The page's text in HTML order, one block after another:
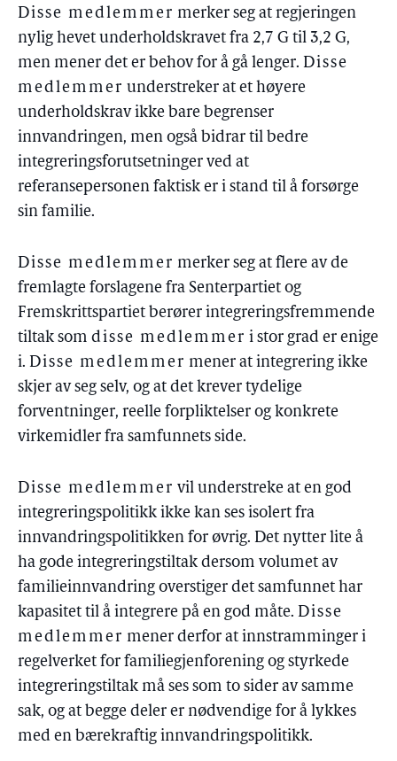
Disse medlemmer merker seg at regjeringen
nylig hevet underholdskravet fra 2,7 G til 3,2 G,
men mener det er behov for å gå lenger. Disse
medlemmer understreker at et høyere
underholdskrav ikke bare begrenser
innvandringen, men også bidrar til bedre
integreringsforutsetninger ved at
referansepersonen faktisk er i stand til å forsørge
sin familie.
Disse medlemmer merker seg at flere av de
fremlagte forslagene fra Senterpartiet og
Fremskrittspartiet berører integreringsfremmende
tiltak som disse medlemmer i stor grad er enige
i. Disse medlemmer mener at integrering ikke
skjer av seg selv, og at det krever tydelige
forventninger, reelle forpliktelser og konkrete
virkemidler fra samfunnets side.
Disse medlemmer vil understreke at en god
integreringspolitikk ikke kan ses isolert fra
innvandringspolitikken for øvrig. Det nytter lite å
ha gode integreringstiltak dersom volumet av
familieinnvandring overstiger det samfunnet har
kapasitet til å integrere på en god måte. Disse
medlemmer mener derfor at innstramminger i
regelverket for familiegjenforening og styrkede
integreringstiltak må ses som to sider av samme
sak, og at begge deler er nødvendige for å lykkes
med en bærekraftig innvandringspolitikk.